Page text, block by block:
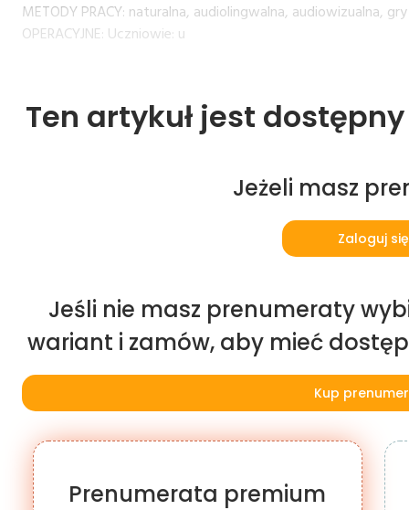
METODY PRACY: naturalna, audiolingwalna, audiowizualna,
OPERACYJNE: Uczniowie: u
Ten artykuł jest
Jeżeli masz
Zaloguj się
Jeśli nie masz prenumeraty
wariant i zamów, aby mieć
Kup
Prenumerata premium